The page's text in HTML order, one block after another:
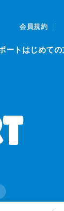
ート はじめての
会員規約